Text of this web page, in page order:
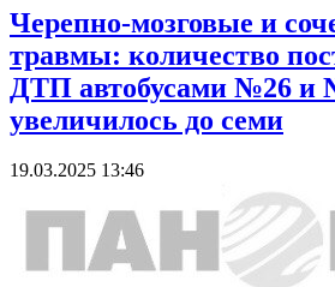
Черепно-мозговые и
травмы: количество
ДТП автобусами №26 и
увеличилось до семи
19.03.2025 13:46